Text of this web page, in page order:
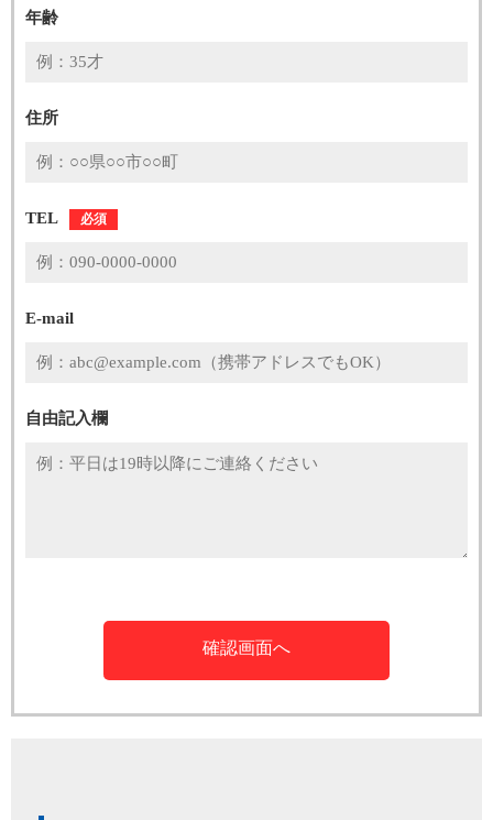
年齢
住所
TEL 必須
E-mail
自由記入欄